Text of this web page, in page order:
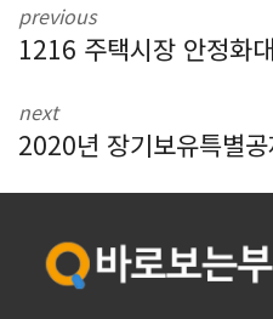
previous
1216 주택시장 안정화
next
2020년 장기보유특별